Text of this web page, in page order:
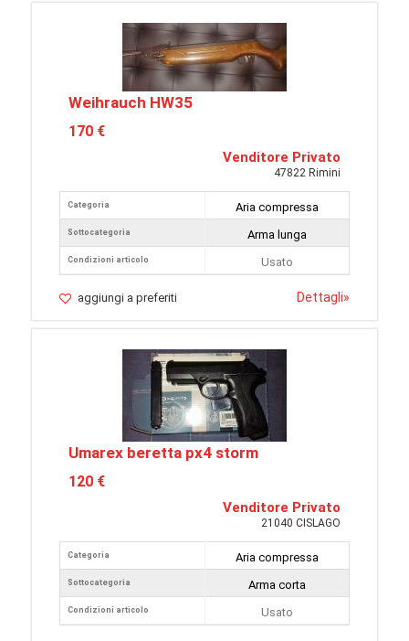
Weihrauch HW35
170 €
Venditore Privato
47822 Rimini
Categoria
Sottocategoria
Condizioni articolo
Aria compressa
Arma lunga
Usato
aggiungi a preferiti Dettagli»
Umarex beretta px4 storm
120 €
Venditore Privato
21040 CISLAGO
Categoria
Sottocategoria
Condizioni articolo
Aria compressa
Arma corta
Usato